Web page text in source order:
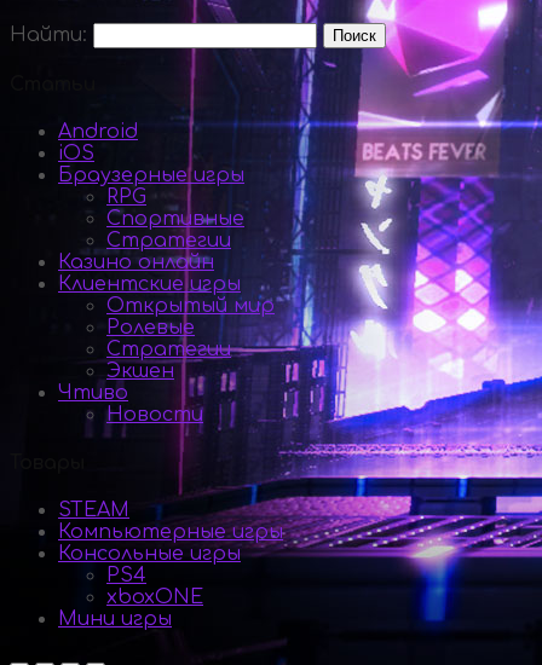
Найти:
Android
iOS
Браузерные игры
RPG
Спортивные
Стратегии
Казино онлайн
Клиентские игры
Открытый мир
Ролевые
Стратегии
Экшен
Чтиво
Новости
STEAM
Компьютерные игры
Консольные игры
PS4
xboxONE
Мини игры